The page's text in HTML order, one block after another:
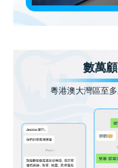
數萬
粵港澳大灣區至